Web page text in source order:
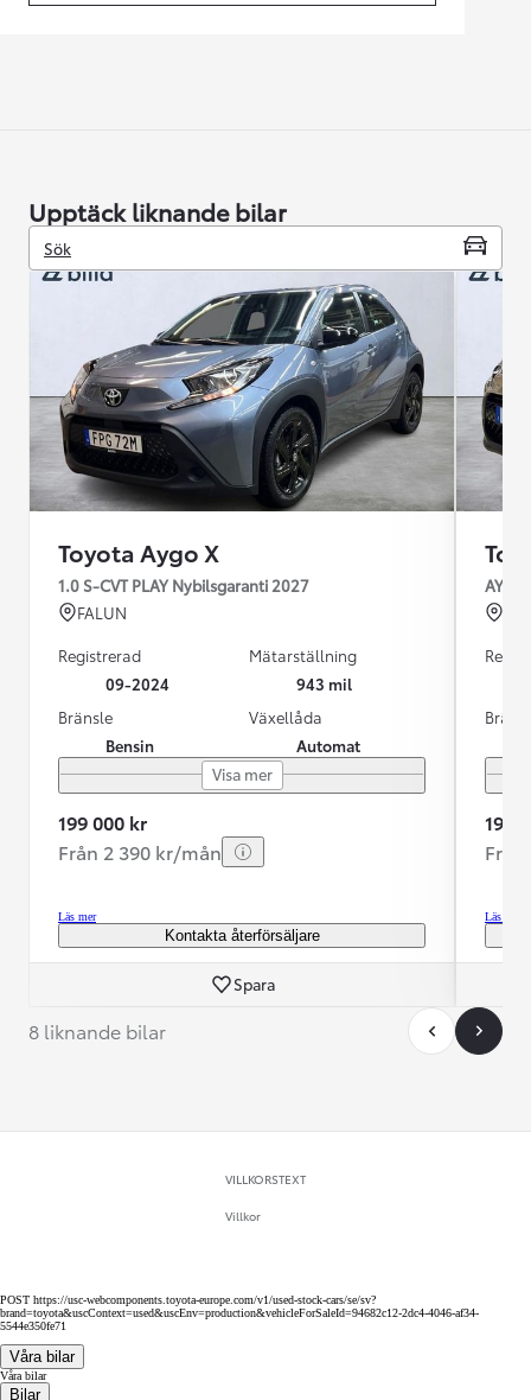
Upptäck liknande bilar
Sök
Toyota Aygo X
1.0 S-CVT PLAY Nybilsgaranti 2027
FALUN
Registrerad
09-2024
Mätarställning
943 mil
Bränsle
Bensin
Växellåda
Automat
Visa mer
199 000 kr
Från 2 390 kr/mån
Läs mer
Kontakta återförsäljare
Spara
199
Läs mer
8 liknande bilar
VILLKORSTEXT
Villkor
POST https://usc-webcomponents.toyota-europe.com/v1/used-stock-cars/se/sv?
brand=toyota&uscContext=used&uscEnv=production&vehicleForSaleId=94682c12-2dc4-4046-af34-
5544e350fe71
Våra bilar
Våra bilar
Bilar